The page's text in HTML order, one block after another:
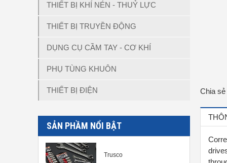
THIẾT BỊ KHÍ NÉN - THUỶ LỰC
THIẾT BỊ TRUYỀN ĐỘNG
DỤNG CỤ CẦM TAY - CƠ KHÍ
PHỤ TÙNG KHUÔN
THIẾT BỊ ĐIỆN
SẢN PHẦM NỔI BẬT
Trusco
Chia